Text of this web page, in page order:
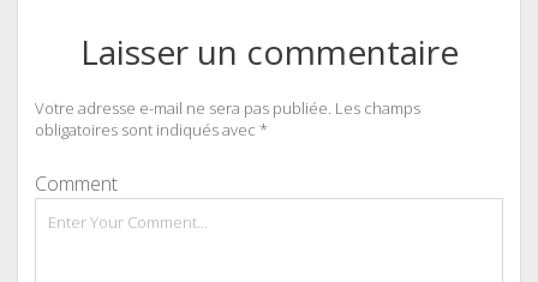
Laisser un commentaire
Votre adresse e-mail ne sera pas publiée. Les champs
obligatoires sont indiqués avec *
Comment